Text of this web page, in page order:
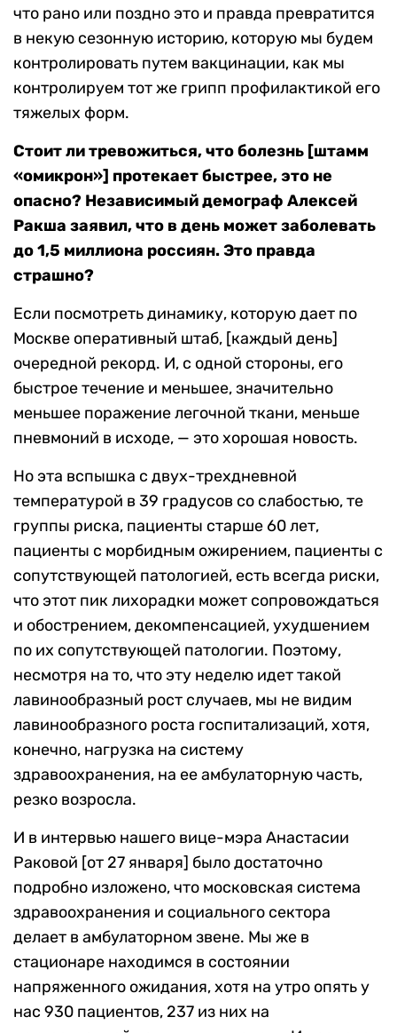
что рано или поздно это и правда превратится
в некую сезонную историю, которую мы будем
контролировать путем вакцинации, как мы
контролируем тот же грипп профилактикой его
тяжелых форм.
Стоит ли тревожиться, что болезнь [штамм
«омикрон»] протекает быстрее, это не
опасно? Независимый демограф Алексей
Ракша заявил, что в день может заболевать
до 1,5 миллиона россиян. Это правда
страшно?
Если посмотреть динамику, которую дает по
Москве оперативный штаб, [каждый день]
очередной рекорд. И, с одной стороны, его
быстрое течение и меньшее, значительно
меньшее поражение легочной ткани, меньше
пневмоний в исходе, — это хорошая новость.
Но эта вспышка с двух-трехдневной
температурой в 39 градусов со слабостью, те
группы риска, пациенты старше 60 лет,
пациенты с морбидным ожирением, пациенты с
сопутствующей патологией, есть всегда риски,
что этот пик лихорадки может сопровождаться
и обострением, декомпенсацией, ухудшением
по их сопутствующей патологии. Поэтому,
несмотря на то, что эту неделю идет такой
лавинообразный рост случаев, мы не видим
лавинообразного роста госпитализаций, хотя,
конечно, нагрузка на систему
здравоохранения, на ее амбулаторную часть,
резко возросла.
И в интервью нашего вице-мэра Анастасии
Раковой [от 27 января] было достаточно
подробно изложено, что московская система
здравоохранения и социального сектора
делает в амбулаторном звене. Мы же в
стационаре находимся в состоянии
напряженного ожидания, хотя на утро опять у
нас 930 пациентов, 237 из них на